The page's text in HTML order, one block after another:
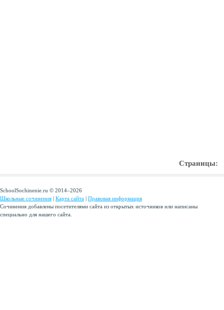
Страницы:
SchoolSochinenie.ru © 2014–2026
Школьные сочинения | Карта сайта | Правовая информация
Сочинения добавлены посетителями сайта из открытых источников или написаны
специально для нашего сайта.